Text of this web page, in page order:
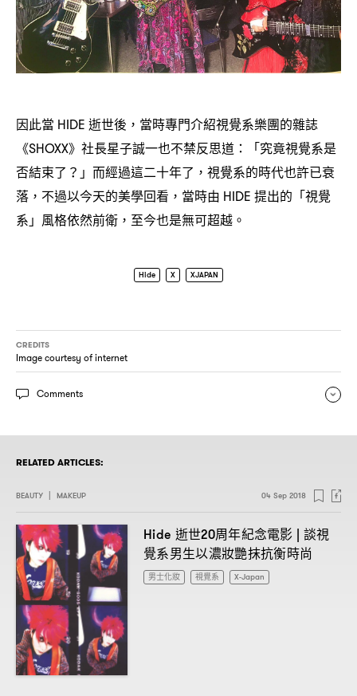
因此當 HIDE 逝世後 ， 當時專門介紹視覺系樂團的雜誌
《SHOXX》社長星子誠一也不禁反思道 ：
「究竟視覺系是
否結束了 ？ 」而經過這二十年了 ， 視覺系的時代也許已衰
落 ， 不過以今天的美學回看 ， 當時由 HIDE 提出的「視覺
系」風格依然前衛 ， 至今也是無可超越。
Hide X XJAPAN
CREDITS
Image courtesy of internet
Comments
RELATED ARTICLES:
BEAUTY | MAKEUP 04 Sep 2018
Hide 逝世20周年紀念電影 | 談視
覺系男生以濃妝艷抹抗衡時尚
男士化妝 視覺系 X-Japan